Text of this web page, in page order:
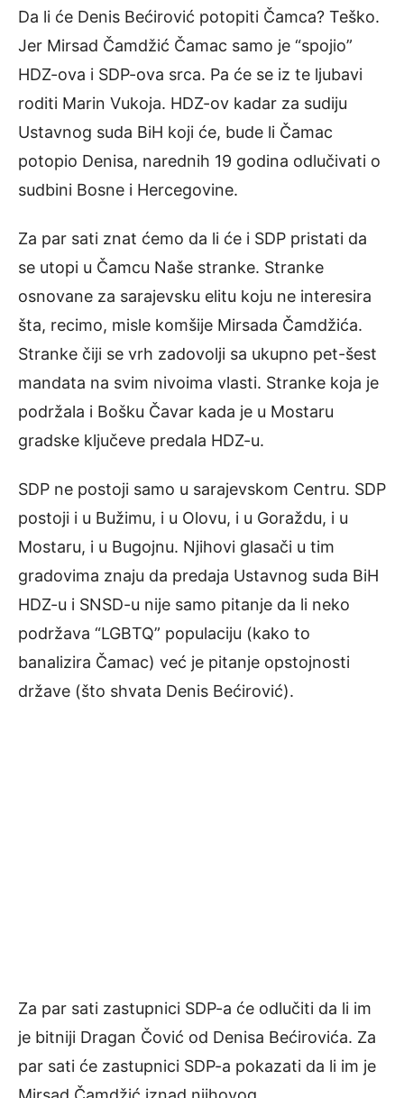
Da li će Denis Bećirović potopiti Čamca? Teško.
Jer Mirsad Čamdžić Čamac samo je “spojio”
HDZ-ova i SDP-ova srca. Pa će se iz te ljubavi
roditi Marin Vukoja. HDZ-ov kadar za sudiju
Ustavnog suda BiH koji će, bude li Čamac
potopio Denisa, narednih 19 godina odlučivati o
sudbini Bosne i Hercegovine.
Za par sati znat ćemo da li će i SDP pristati da
se utopi u Čamcu Naše stranke. Stranke
osnovane za sarajevsku elitu koju ne interesira
šta, recimo, misle komšije Mirsada Čamdžića.
Stranke čiji se vrh zadovolji sa ukupno pet-šest
mandata na svim nivoima vlasti. Stranke koja je
podržala i Bošku Čavar kada je u Mostaru
gradske ključeve predala HDZ-u.
SDP ne postoji samo u sarajevskom Centru. SDP
postoji i u Bužimu, i u Olovu, i u Goraždu, i u
Mostaru, i u Bugojnu. Njihovi glasači u tim
gradovima znaju da predaja Ustavnog suda BiH
HDZ-u i SNSD-u nije samo pitanje da li neko
podržava “LGBTQ” populaciju (kako to
banalizira Čamac) već je pitanje opstojnosti
države (što shvata Denis Bećirović).
Za par sati zastupnici SDP-a će odlučiti da li im
je bitniji Dragan Čović od Denisa Bećirovića. Za
par sati će zastupnici SDP-a pokazati da li im je